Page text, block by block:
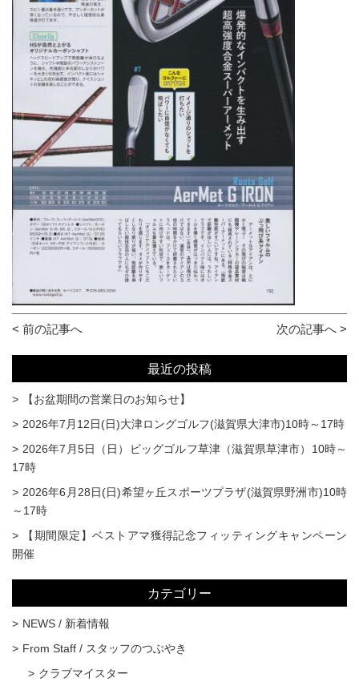
< 前の記事へ 次の記事へ >
最近の投稿
【お盆期間の営業日のお知らせ】
2026年7月12日(日)大津ロングゴルフ(滋賀県大津市)10時～17時
2026年7月5日（日）ビッグゴルフ草津（滋賀県草津市）10時～
17時
2026年6月28日(日)希望ヶ丘スポーツプラザ(滋賀県野洲市)10時
～17時
【期間限定】ベストアマ獲得記念フィッティングキャンペーン
開催
カテゴリー
NEWS / 新着情報
From Staff / スタッフのつぶやき
クラブマイスター